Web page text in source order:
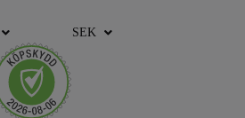
SEK